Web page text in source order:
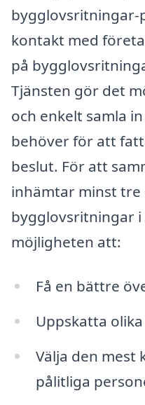
bygglovsritningar-
kontakt med
på
Tjänsten gör det
och enkelt samla
behöver för att
beslut. För att
inhämtar minst
bygglovsritningar i
möjligheten att:
Få en bättre
Uppskatta
Välja den mest
pålitliga